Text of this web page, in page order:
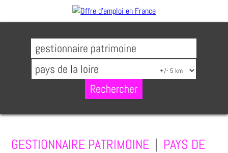
GESTIONNAIRE PATRIMOINE
PAYS DE